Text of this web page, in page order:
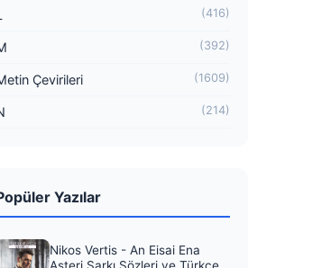
(416)
(392)
Çevirileri (1609)
(214)
Yazılar
Nikos Vertis - An Eisai Ena